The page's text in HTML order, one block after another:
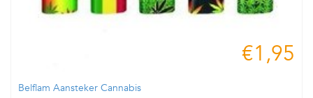
€1,95
Belflam Aansteker Cannabis